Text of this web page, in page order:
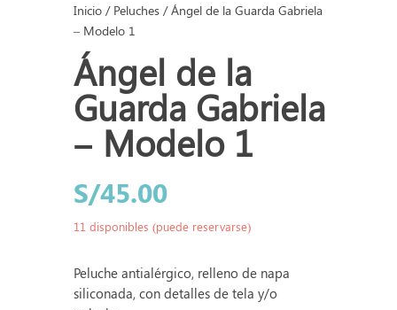
Inicio/ Peluches/ Ángel de la Guarda Gabriela
– Modelo 1
Ángel de la
Guarda Gabriela
– Modelo 1
S/45.00
11 disponibles (puede reservarse)
Peluche antialérgico, relleno de napa
siliconada, con detalles de tela y/o